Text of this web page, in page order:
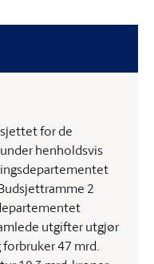
for de
henholdsvis
2
utgifter utgjør
47 mrd.